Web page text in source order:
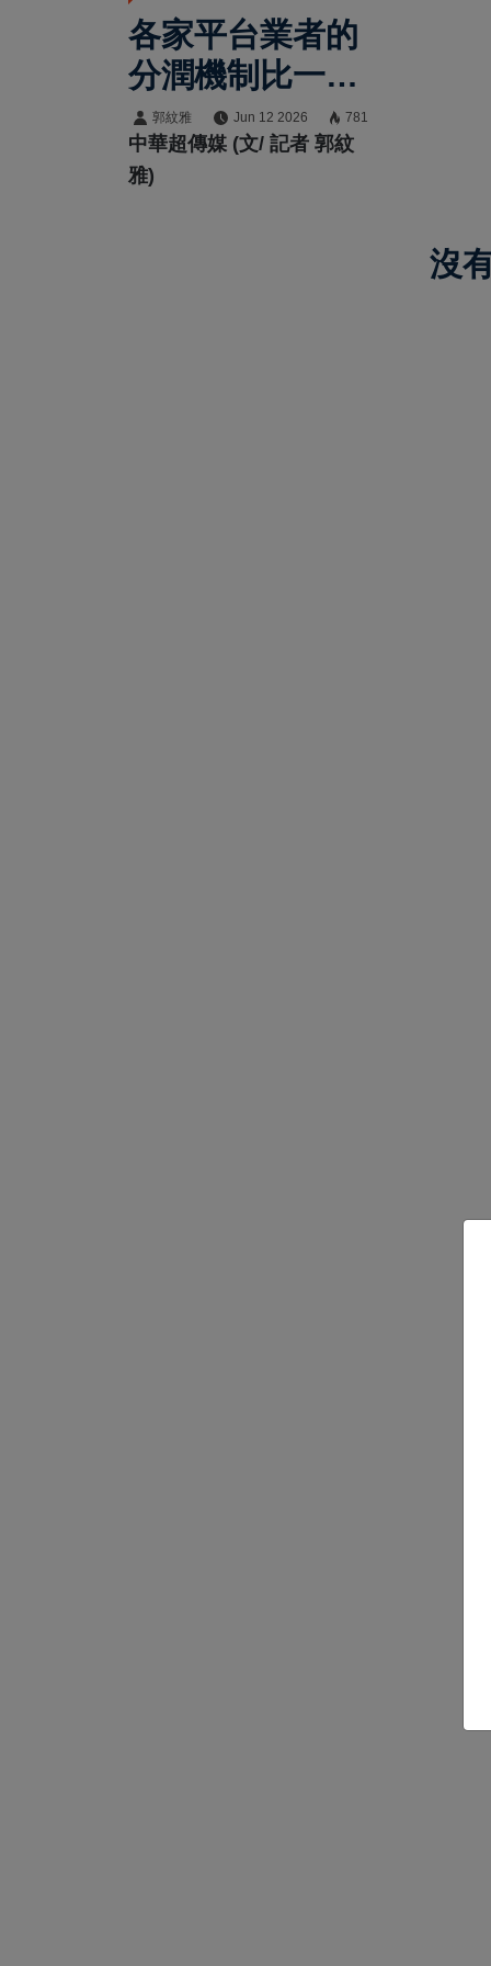
各家平台業者的
分潤機制比一
比：X平台、蝦
皮、MGBOX到
YouTube的創作
郭紋雅 Jun 12 2026 781
中華超傳媒 (文/ 記者 郭紋
雅)
沒